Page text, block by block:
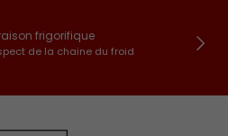
frigorifique
de la chaine du froid